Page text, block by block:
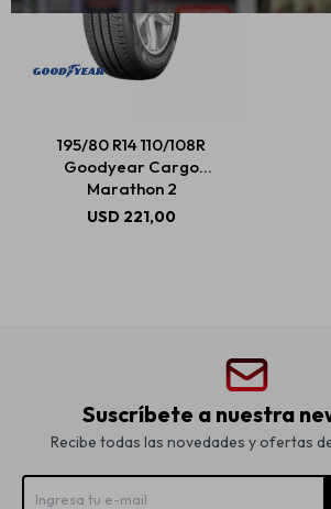
195/80 R14 110/108R
Goodyear Cargo
Marathon 2
USD 221,00
Suscríbete a nuestra
Recibe todas las novedades y ofertas